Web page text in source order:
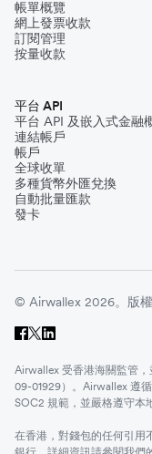
帳單概覽
網上發票收款
訂閱管理
按量收款
平台 API
平台 API 及嵌入式金融
連結帳戶
帳戶
全球收單
多種貨幣外匯兌換
自動批量匯款
發卡
© Airwallex 2026。版權
Airwallex 受香港海關監管
09-01929）。Airwallex 遵
SOC2 規範，並嚴格遵守本
在香港，對錢包的任何引用